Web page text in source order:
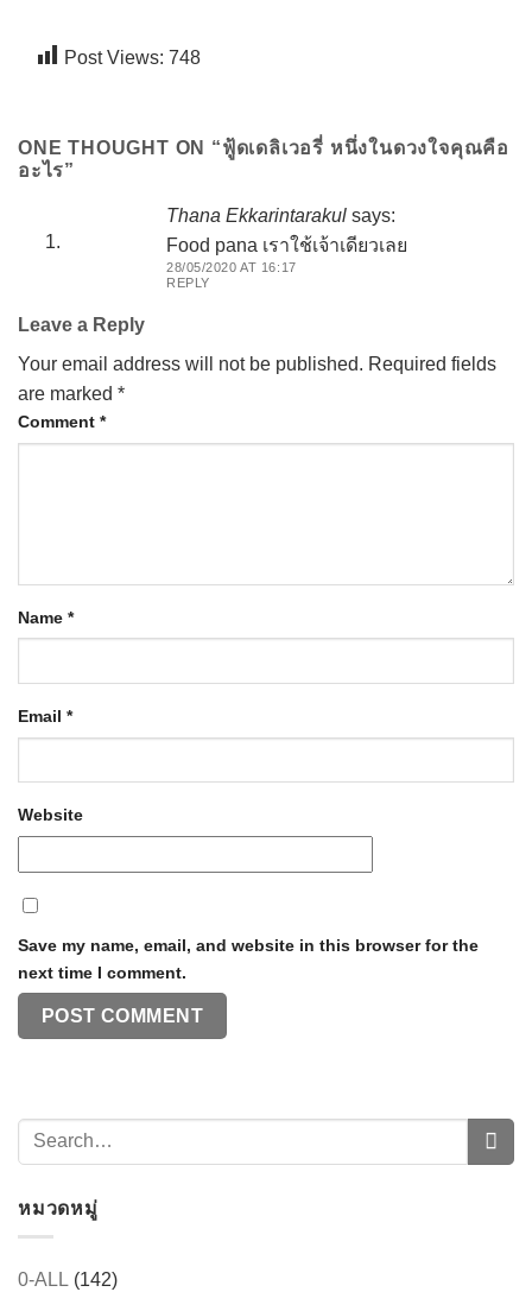
Post Views: 748
ONE THOUGHT ON “ฟู้ดเดลิเวอรี่ หนึ่งในดวงใจคุณคือ
อะไร”
Thana Ekkarintarakul says:
Food pana เราใช้เจ้าเดียวเลย
28/05/2020 AT 16:17
REPLY
Leave a Reply
Your email address will not be published. Required fields
are marked *
Comment *
Name *
Email *
Website
Save my name, email, and website in this browser for the
next time I comment.
หมวดหมู่
0-ALL (142)